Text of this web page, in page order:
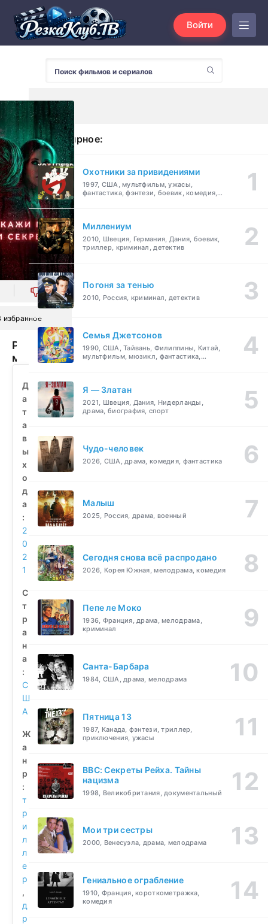
Войти
0
избранное
Расскажи
мне
секреты
(2021)
смотреть
бесплатно
Д
а
т
а
в
ы
х
о
д
а
:
2
0
2
1
С
т
р
а
н
а
:
С
Ш
А
Ж
а
н
р
:
т
р
и
л
л
е
р
,
д
р
Популярное:
Охотники за привидениями
1997, США, мультфильм, ужасы,
фантастика, фэнтези, боевик, комедия,
Миллениум
2010, Швеция, Германия, Дания, боевик,
триллер, криминал, детектив
Погоня за тенью
2010, Россия, криминал, детектив
Семья Джетсонов
1990, США, Тайвань, Филиппины, Китай,
мультфильм, мюзикл, фантастика,
Я — Златан
2021, Швеция, Дания, Нидерланды,
драма, биография, спорт
Чудо-человек
2026, США, драма, комедия, фантастика
Малыш
2025, Россия, драма, военный
Сегодня снова всё распродано
2026, Корея Южная, мелодрама, комедия
Пепе ле Моко
1936, Франция, драма, мелодрама,
криминал
Санта-Барбара
1984, США, драма, мелодрама
Пятница 13
1987, Канада, фэнтези, триллер,
приключения, ужасы
BBC: Секреты Рейха. Тайны
нацизма
1998, Великобритания, документальный
Мои три сестры
2000, Венесуэла, драма, мелодрама
Гениальное ограбление
1910, Франция, короткометражка,
комедия